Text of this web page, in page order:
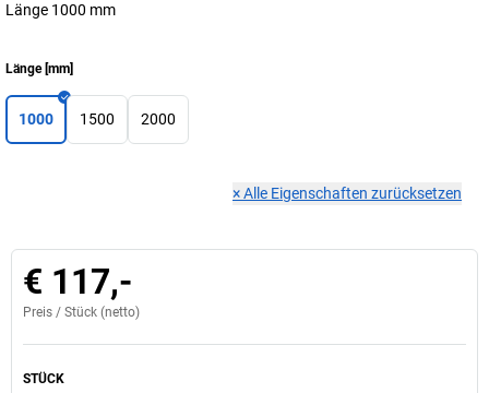
Länge 1000 mm
Länge[mm]
1000 1500 2000
×Alle Eigenschaften zurücksetzen
€ 117,-
Preis / Stück (netto)
STÜCK